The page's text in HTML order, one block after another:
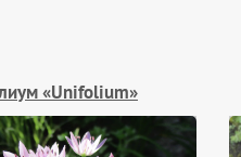
«Unifolium»